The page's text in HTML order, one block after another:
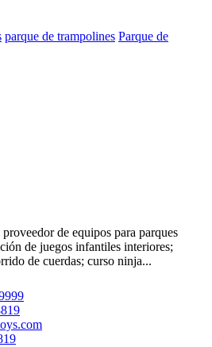
parque de trampolines Parque de
de equipos para parques
de juegos infantiles interiores;
de cuerdas; curso ninja...